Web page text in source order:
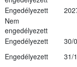
Engedélyezett
Nem
engedélyezett
Engedélyezett
30/
Engedélyezett
31/